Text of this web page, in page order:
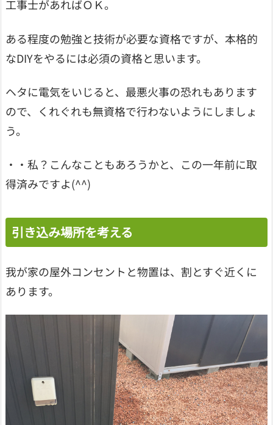
工事士があればＯＫ。
ある程度の勉強と技術が必要な資格ですが、本格的
なDIYをやるには必須の資格と思います。
ヘタに電気をいじると、最悪火事の恐れもあります
ので、くれぐれも無資格で行わないようにしましょ
う。
・・私？こんなこともあろうかと、この一年前に取
得済みですよ(^^)
引き込み場所を考える
我が家の屋外コンセントと物置は、割とすぐ近くに
あります。